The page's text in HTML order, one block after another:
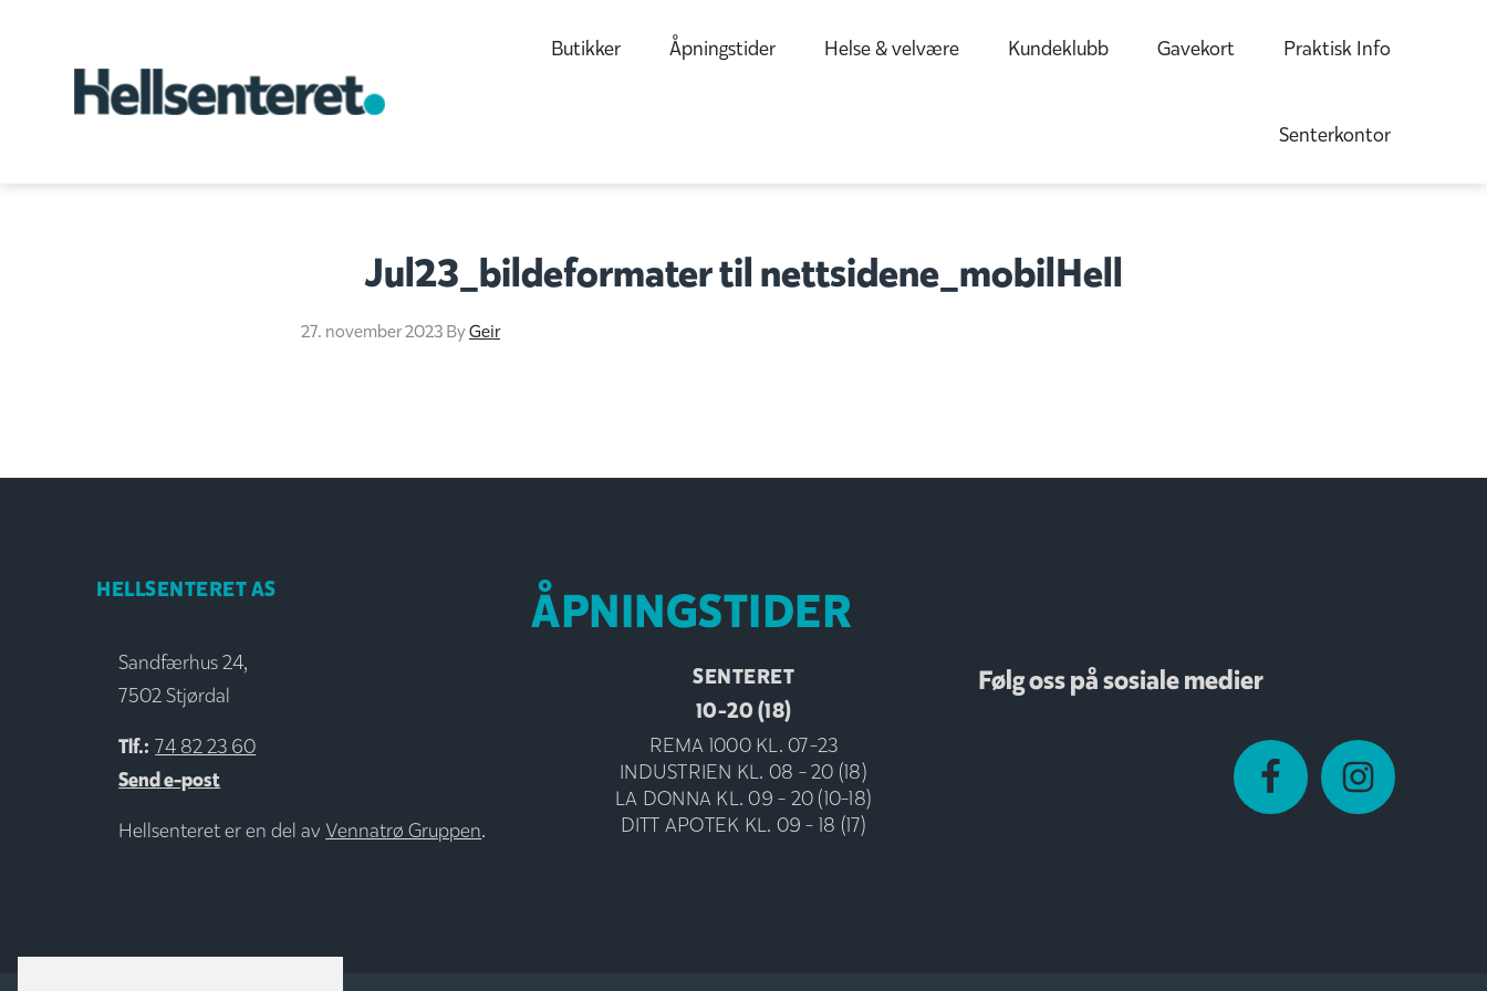
Butikker Åpningstider Helse & velvære Kundeklubb Gavekort Praktisk Info
Senterkontor
Jul23_bildeformater til nettsidene_mobilHell
27. november 2023ByGeir
HELLSENTERET AS
Sandfærhus 24,
7502 Stjørdal
Tlf.: 74 82 23 60
Send e-post
Hellsenteret er en del av Vennatrø Gruppen.
ÅPNINGSTIDER
SENTERET
10-20 (18)
REMA 1000 KL. 07-23
INDUSTRIEN KL. 08 - 20 (18)
LA DONNA KL. 09 - 20 (10-18)
DITT APOTEK KL. 09 - 18 (17)
Følg oss på sosiale medier